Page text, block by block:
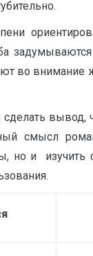
во внимание
вывод,
смысл
но и изучить